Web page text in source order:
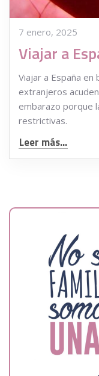
7 enero, 2025
Viajar a España en
extranjeros
embarazo porque
restrictivas.
Leer más...